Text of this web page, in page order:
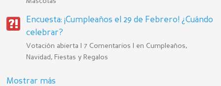
Encuesta: ¡Cumpleaños el 29 de Febrero! ¿Cuándo
celebrar?
Votación abierta | 7 Comentarios | en Cumpleaños,
Navidad, Fiestas y Regalos
Mostrar más